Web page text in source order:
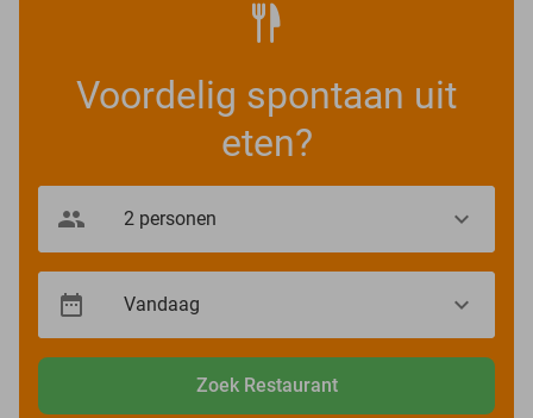
Voordelig spontaan uit
eten?
Zoek Restaurant